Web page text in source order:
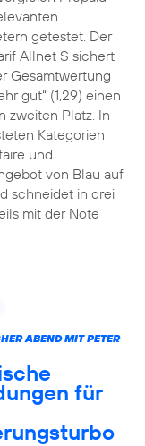
getestet. Der
Allnet S sichert
Gesamtwertung
gut“ (1,29) einen
zweiten Platz. In
Kategorien
und
von Blau auf
schneidet in drei
mit der Note
ABEND MIT PETER
für